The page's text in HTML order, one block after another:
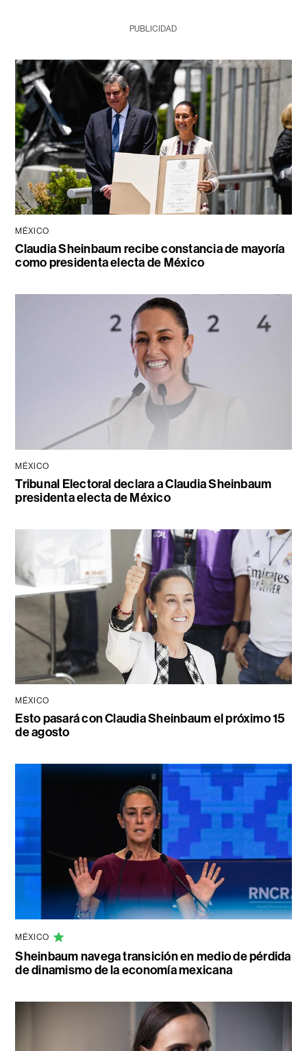
PUBLICIDAD
MÉXICO
Claudia Sheinbaum recibe constancia de mayoría
como presidenta electa de México
MÉXICO
Tribunal Electoral declara a Claudia Sheinbaum
presidenta electa de México
MÉXICO
Esto pasará con Claudia Sheinbaum el próximo 15
de agosto
MÉXICO
Sheinbaum navega transición en medio de pérdida
de dinamismo de la economía mexicana